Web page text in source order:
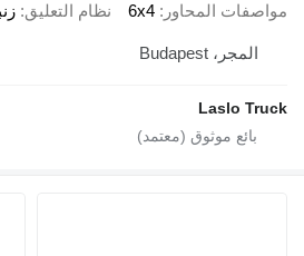
المحاور 6x4 نظام التعليق زنبرك/زنبرك